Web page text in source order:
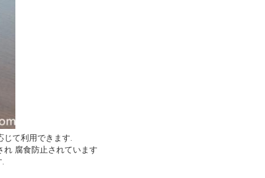
じて利用できます.
れ 腐食防止されています